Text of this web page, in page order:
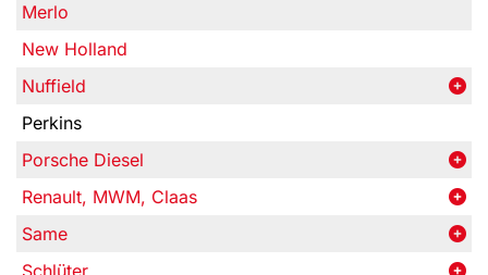
Merlo
New Holland
Nuffield
Perkins
Porsche Diesel
Renault, MWM, Claas
Same
Schlüter